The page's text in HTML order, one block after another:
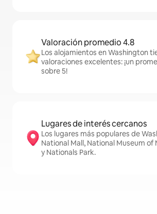
Valoración promedio 4.8
Los alojamientos en Washington
valoraciones excelentes: ¡un
sobre 5!
Lugares de interés cercanos
Los lugares más populares de
National Mall, National Museum of
y Nationals Park.